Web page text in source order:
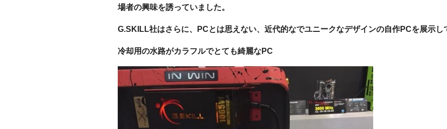
場者の興味を誘っていました。
G.SKILL社はさらに、PCとは思えない、近代的なでユニークなデザインの自作PCを展示し
冷却用の水路がカラフルでとても綺麗なPC